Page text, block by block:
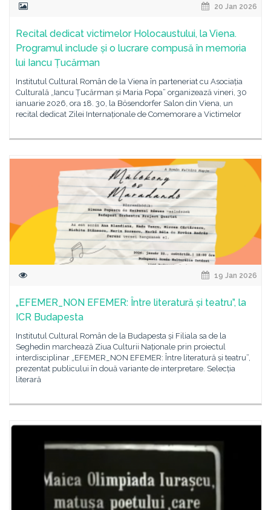
20 Jan 2026
Recital dedicat victimelor Holocaustului, la Viena.
Programul include și o lucrare compusă în memoria
lui Iancu Țucărman
Institutul Cultural Român de la Viena în parteneriat cu Asociația
Culturală „Iancu Țucărman și Maria Popa” organizează vineri, 30
ianuarie 2026, ora 18. 30, la Bösendorfer Salon din Viena, un
recital dedicat Zilei Internaționale de Comemorare a Victimelor
19 Jan 2026
„EFEMER_NON EFEMER: Între literatură și teatru”, la
ICR Budapesta
Institutul Cultural Român de la Budapesta și Filiala sa de la
Seghedin marchează Ziua Culturii Naționale prin proiectul
interdisciplinar „EFEMER_NON EFEMER: Între literatură și teatru”,
prezentat publicului în două variante de interpretare. Selecția
literară